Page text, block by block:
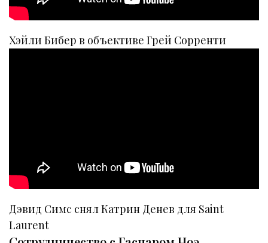
Хэйли Бибер в объективе Грей Сорренти
Дэвид Симс снял Катрин Денев для Saint
Laurent